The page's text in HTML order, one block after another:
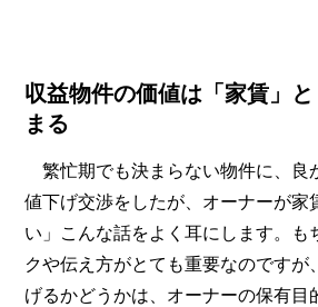
収益物件の価値は「家賃」
まる
繁忙期でも決まらない物件に、良
値下げ交渉をしたが、オーナーが家
い」こんな話をよく耳にします。も
クや伝え方がとても重要なのですが
げるかどうかは、オーナーの保有目